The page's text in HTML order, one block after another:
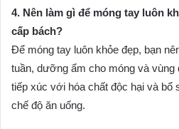
4. Nên làm gì để móng tay luôn
cấp bách?
Để móng tay luôn khỏe đẹp, bạn
tuần, dưỡng ẩm cho móng và vùng
tiếp xúc với hóa chất độc hại và bổ
chế độ ăn uống.